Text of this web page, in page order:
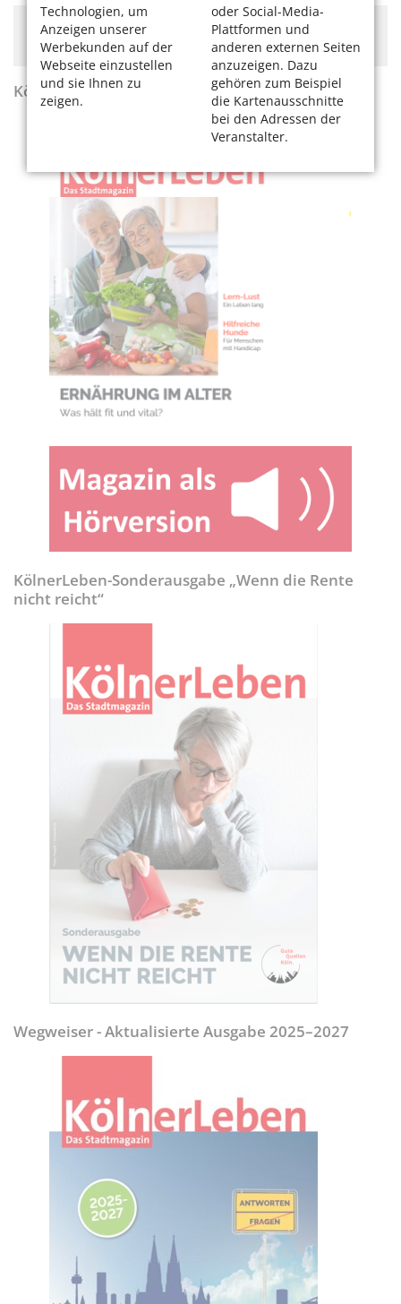
Technologien, um
Anzeigen unserer
Werbekunden auf der
Webseite einzustellen
und sie Ihnen zu
zeigen.
oder Social-Media-
Plattformen und
anderen externen Seiten
anzuzeigen. Dazu
gehören zum Beispiel
die Kartenausschnitte
bei den Adressen der
Veranstalter.
Hier könnte Werbung stehen, mit der wir uns
finanzieren. Bitte akzeptieren Sie dieCookie-Meldung.
KölnerLeben Sommer 2026
KölnerLeben-Sonderausgabe „Wenn die Rente
nicht reicht“
Wegweiser - Aktualisierte Ausgabe 2025–2027